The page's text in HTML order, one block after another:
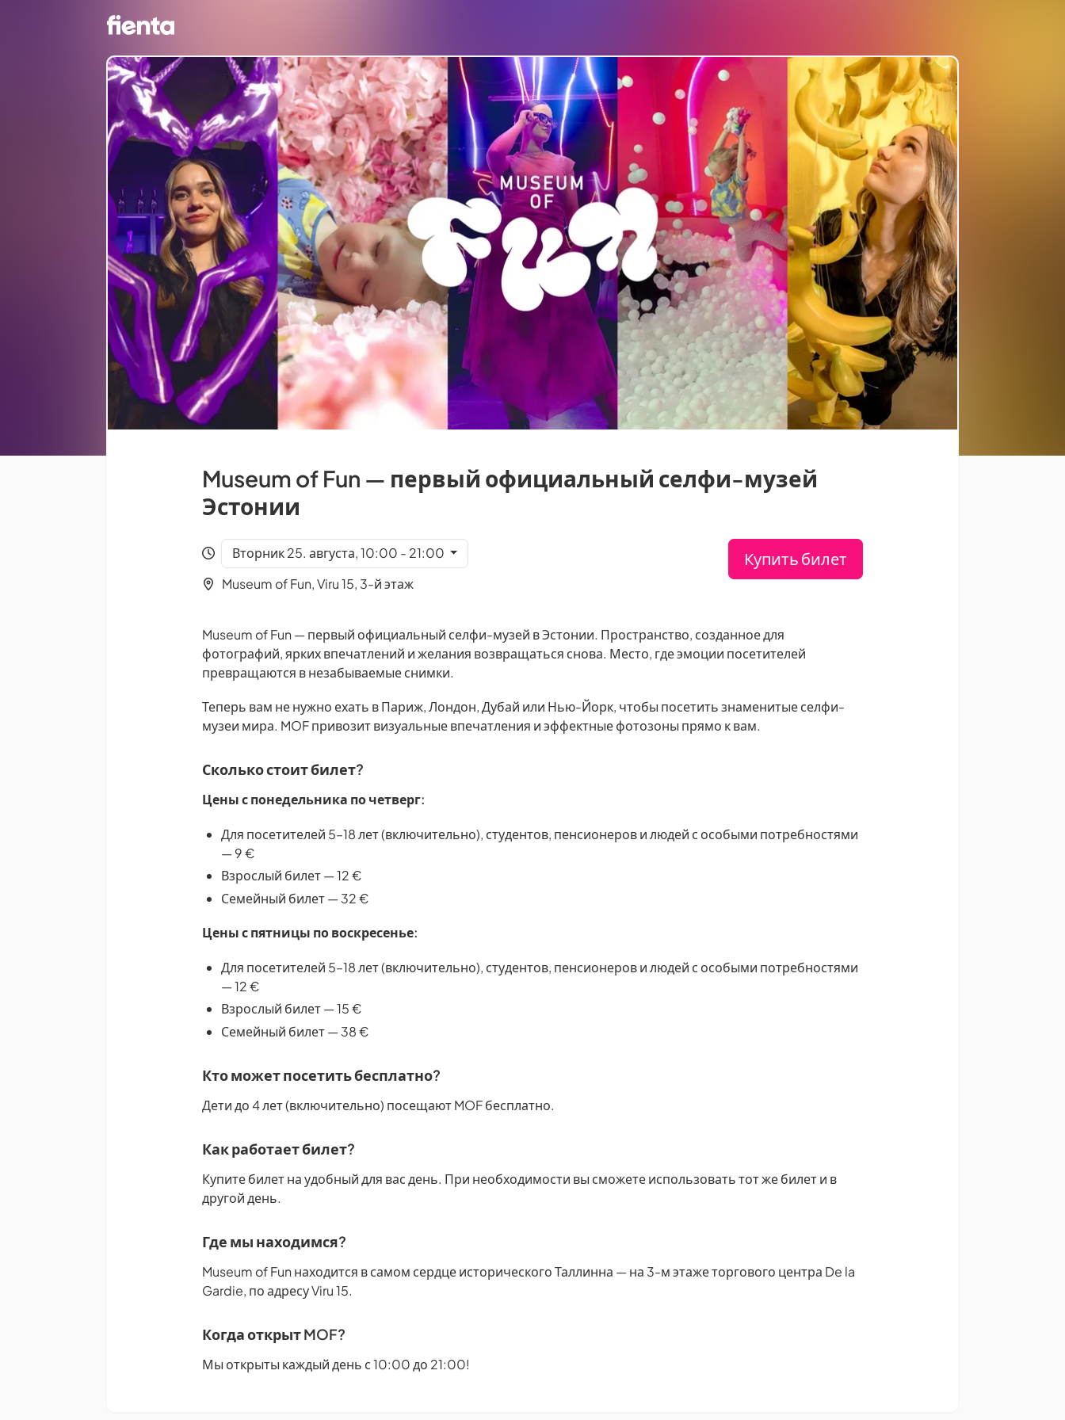
Museum of Fun — первый официальный селфи-музей
Эстонии
Вторник 25. августа, 10:00 - 21:00
Museum of Fun, Viru 15, 3-й этаж
Купить билет
Museum of Fun — первый официальный селфи-музей в Эстонии. Пространство, созданное для
фотографий, ярких впечатлений и желания возвращаться снова. Место, где эмоции посетителей
превращаются в незабываемые снимки.
Теперь вам не нужно ехать в Париж, Лондон, Дубай или Нью-Йорк, чтобы посетить знаменитые селфи-
музеи мира. MOF привозит визуальные впечатления и эффектные фотозоны прямо к вам.
Сколько стоит билет?
Цены с понедельника по четверг:
Для посетителей 5–18 лет (включительно), студентов, пенсионеров и людей с особыми потребностями
— 9 €
Взрослый билет — 12 €
Семейный билет — 32 €
Цены с пятницы по воскресенье:
Для посетителей 5–18 лет (включительно), студентов, пенсионеров и людей с особыми потребностями
— 12 €
Взрослый билет — 15 €
Семейный билет — 38 €
Кто может посетить бесплатно?
Дети до 4 лет (включительно) посещают MOF бесплатно.
Как работает билет?
Купите билет на удобный для вас день. При необходимости вы сможете использовать тот же билет и в
другой день.
Где мы находимся?
Museum of Fun находится в самом сердце исторического Таллинна — на 3-м этаже торгового центра De la
Gardie, по адресу Viru 15.
Когда открыт MOF?
Мы открыты каждый день с 10:00 до 21:00!